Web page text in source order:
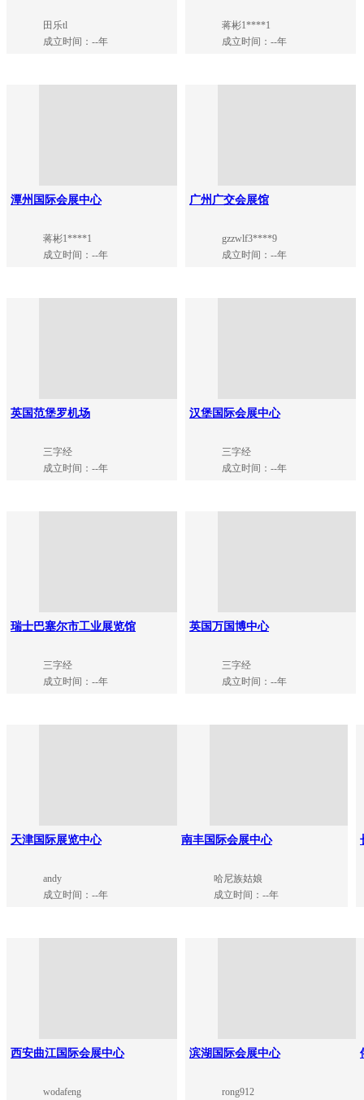
田乐tl
成立时间：--年
蒋彬1****1
成立时间：--年
潭州国际会展中心
蒋彬1****1
成立时间：--年
广州广交会展馆
gzzwlf3****9
成立时间：--年
英国范堡罗机场
三字经
成立时间：--年
汉堡国际会展中心
三字经
成立时间：--年
瑞士巴塞尔市工业展览馆
三字经
成立时间：--年
英国万国博中心
三字经
成立时间：--年
天津国际展览中心
andy
成立时间：--年
南丰国际会展中心
哈尼族姑娘
成立时间：--年
西安曲江国际会展中心
wodafeng
滨湖国际会展中心
rong912